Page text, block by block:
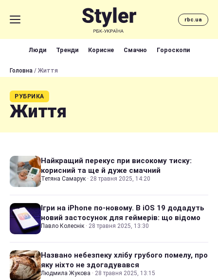
rbc.ua
Люди Тренди Корисне Смачно Гороскопи
Головна / Життя
РУБРИКА
Життя
Найкращий перекус при високому тиску:
корисний та ще й дуже смачний
Тетяна Самарук · 28 травня 2025, 14:20
Ігри на iPhone по-новому. В iOS 19 додадуть
новий застосунок для геймерів: що відомо
Павло Колеснік · 28 травня 2025, 13:30
Названо небезпеку хлібу грубого помелу, про
яку ніхто не здогадувався
Людмила Жукова · 28 травня 2025, 13:15